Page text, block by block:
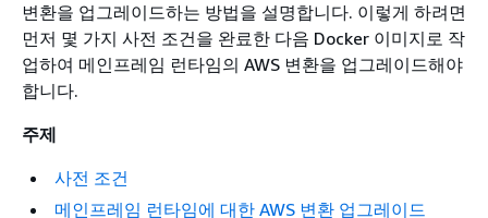
변환을 업그레이드하는 방법을 설명합니다. 이렇게 하려면
먼저 몇 가지 사전 조건을 완료한 다음 Docker 이미지로 작
업하여 메인프레임 런타임의 AWS 변환을 업그레이드해야
합니다.
주제
사전 조건
메인프레임 런타임에 대한 AWS 변환 업그레이드